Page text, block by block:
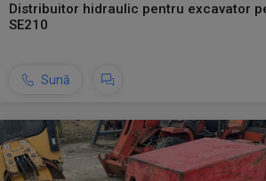
Distribuitor hidraulic pentru excavator
SE210
Sună